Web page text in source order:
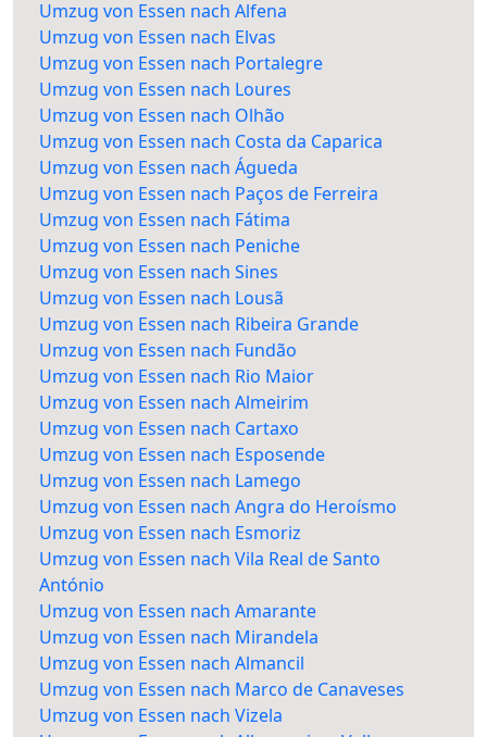
Umzug von Essen nach Alfena
Umzug von Essen nach Elvas
Umzug von Essen nach Portalegre
Umzug von Essen nach Loures
Umzug von Essen nach Olhão
Umzug von Essen nach Costa da Caparica
Umzug von Essen nach Águeda
Umzug von Essen nach Paços de Ferreira
Umzug von Essen nach Fátima
Umzug von Essen nach Peniche
Umzug von Essen nach Sines
Umzug von Essen nach Lousã
Umzug von Essen nach Ribeira Grande
Umzug von Essen nach Fundão
Umzug von Essen nach Rio Maior
Umzug von Essen nach Almeirim
Umzug von Essen nach Cartaxo
Umzug von Essen nach Esposende
Umzug von Essen nach Lamego
Umzug von Essen nach Angra do Heroísmo
Umzug von Essen nach Esmoriz
Umzug von Essen nach Vila Real de Santo
António
Umzug von Essen nach Amarante
Umzug von Essen nach Mirandela
Umzug von Essen nach Almancil
Umzug von Essen nach Marco de Canaveses
Umzug von Essen nach Vizela